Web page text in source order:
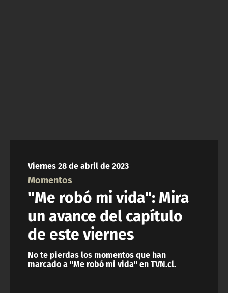
Viernes 28 de abril de 2023
Momentos
"Me robó mi vida": Mira
un avance del capítulo
de este viernes
No te pierdas los momentos que han
marcado a "Me robó mi vida" en TVN.cl.